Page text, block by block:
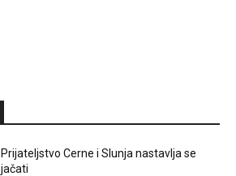
Prijateljstvo Cerne i Slunja nastavlja se
jačati